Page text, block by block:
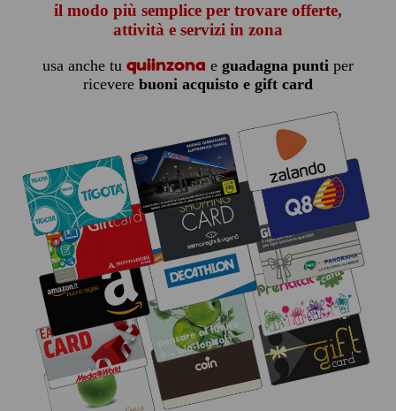
il modo più semplice per trovare offerte,
attività e servizi in zona
usa anche tu quiinzona e guadagna puntiper
ricevere buoni acquisto e gift card